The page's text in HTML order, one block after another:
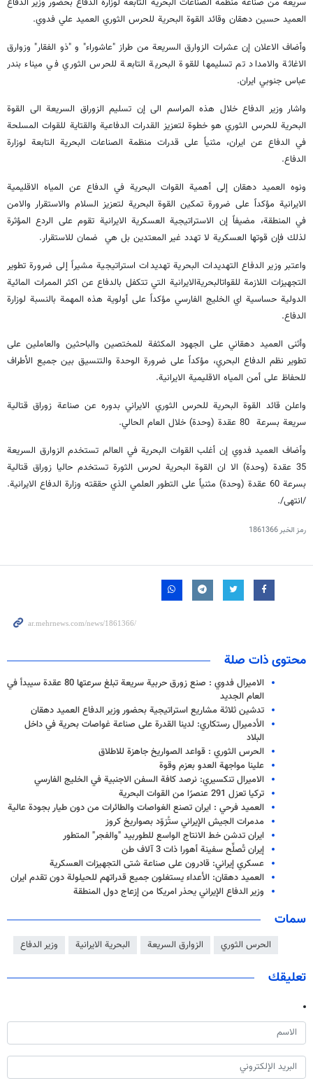
العميد حسين دهقان وقائد القوة البحرية للحرس الثوري العميد علي فدوي.
وأضاف الاعلان إن عشرات الزوارق السريعة من طراز "عاشوراء" و "ذو الفقار" وزوارق
الاغاثة والامداد تم تسليمها للقوة البحرية التابعة للحرس الثوري في ميناء بندر
عباس جنوبي ايران.
واشار وزير الدفاع خلال هذه المراسم الى إن تسليم الزوراق السريعة الى القوة
البحرية للحرس الثوري هو خطوة لتعزيز القدرات الدفاعية والقتاية للقوات المسلحة
في الدفاع عن ايران، مثنياً على قدرات منظمة الصناعات البحرية التابعة لوزارة
الدفاع.
ونوه العميد دهقان إلى أهمية القوات البحرية في الدفاع عن المياه الاقليمية
الايرانية مؤكداً على ضرورة تمكين القوة البحرية لتعزيز السلام والاستقرار والامن
في المنطقة، مضيفاً إن الاستراتيجية العسكرية الايرانية تقوم على الردع المؤثرة
لذلك فإن قوتها العسكرية لا تهدد غير المعتدين بل هي ضمان للاستقرار.
واعتبر وزير الدفاع التهديدات البحرية تهديدات استراتيجية مشيراً إلى ضرورة تطوير
التجهيزات اللازمة للقواتالبحريةالايرانية التي تتكفل بالدفاع عن اكثر الممرات المائية
الدولية حساسية اي الخليج الفارسي مؤكداً على أولوية هذه المهمة بالنسبة لوزارة
الدفاع.
وأثنى العميد دهقاني على الجهود المكثفة للمختصين والباحثين والعاملين على
تطوير نظم الدفاع البحري، مؤكداً على ضرورة الوحدة والتنسيق بين جميع الأطراف
للحفاظ على أمن المياه الاقليمية الايرانية.
واعلن قائد القوة البحرية للحرس الثوري الايراني بدوره عن صناعة زوراق قتالية
سريعة بسرعة 80 عقدة (وحدة) خلال العام الحالي.
وأضاف العميد فدوي إن أغلب القوات البحرية في العالم تستخدم الزوارق السريعة
35 عقدة (وحدة) الا ان القوة البحرية لحرس الثورة تستخدم حاليا زوراق قتالية
بسرعة 60 عقدة (وحدة) مثنياً على التطور العلمي الذي حققته وزارة الدفاع الايرانية.
/انتهى/.
رمز الخبر1861366
محتوى ذات صلة
الاميرال فدوي : صنع زورق حربية سريعة تبلغ سرعتها 80 عقدة سيبدأ في
العام الجديد
تدشين ثلاثة مشاريع استراتيجية بحضور وزير الدفاع العميد دهقان
الأدميرال رستكاري: لدينا القدرة على صناعة غواصات بحرية في داخل
البلاد
الحرس الثوري : قواعد الصواريخ جاهزة للاطلاق
علينا مواجهة العدو بعزم وقوة
الاميرال تنكسيري: نرصد كافة السفن الاجنبية في الخليج الفارسي
تركيا تعزل 291 عنصرًا من القوات البحرية
العميد فرحي : ايران تصنع الغواصات والطائرات من دون طيار بجودة عالية
مدمرات الجيش الإيراني ستُزوّد بصواريخ كروز
ايران تدشن خط الانتاج الواسع للطوربيد "والفجر" المتطور
إيران تُصلِّح سفينة أهورا ذات 3 آلاف طن
عسكري إيراني: قادرون على صناعة شتى التجهيزات العسكرية
العميد دهقان: الأعداء يستغلون جميع قدراتهم للحيلولة دون تقدم ايران
وزير الدفاع الإيراني يحذر امريكا من إزعاج دول المنطقة
سمات
الحرس الثوري الزوارق السريعة البحرية الايرانية وزير الدفاع
تعليقك